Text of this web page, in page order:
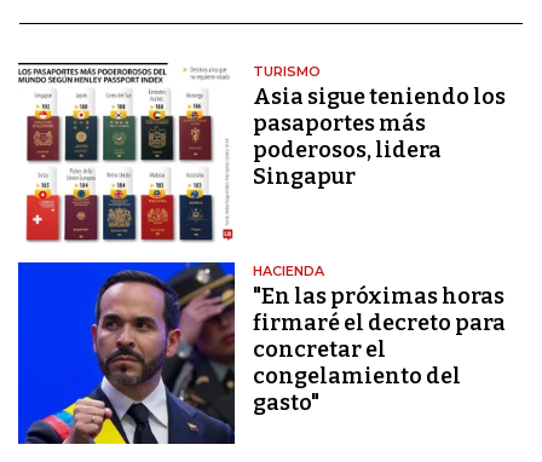
TURISMO
Asia sigue teniendo los
pasaportes más
poderosos, lidera
Singapur
HACIENDA
"En las próximas horas
firmaré el decreto para
concretar el
congelamiento del
gasto"